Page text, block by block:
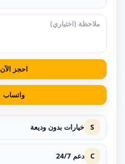
احجز الآن
واتساب
S خيارات بدون وديعة
C دعم 24/7